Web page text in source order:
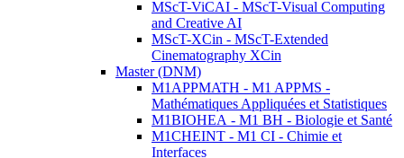
MScT-ViCAI - MScT-Visual Computing
and Creative AI
MScT-XCin - MScT-Extended
Cinematography XCin
Master (DNM)
M1APPMATH - M1 APPMS -
Mathématiques Appliquées et Statistiques
M1BIOHEA - M1 BH - Biologie et Santé
M1CHEINT - M1 CI - Chimie et
Interfaces